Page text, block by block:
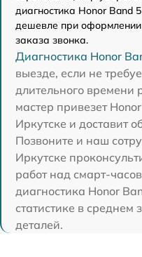
диагностика Honor Band
дешевле при
заказа звонка.
Диагностика Honor
выезде, если не
длительного времени
мастер привезет
Иркутске и доставит
Позвоните и наш
Иркутске
работ над смарт-
диагностика Honor
статистике в
деталей.